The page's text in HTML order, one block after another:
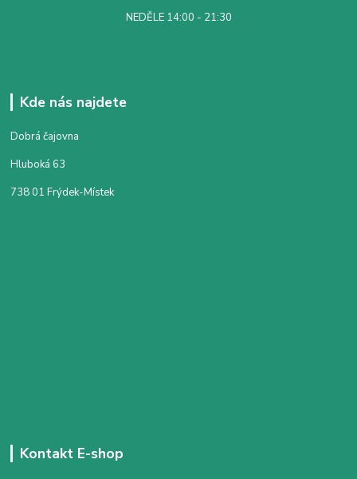
NEDĚLE 14:00 - 21:30
Kde nás najdete
Dobrá čajovna
Hluboká 63
738 01 Frýdek-Místek
Kontakt E-shop